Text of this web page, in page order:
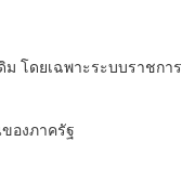
ม โดยเฉพาะระบบราชการ
องภาครัฐ